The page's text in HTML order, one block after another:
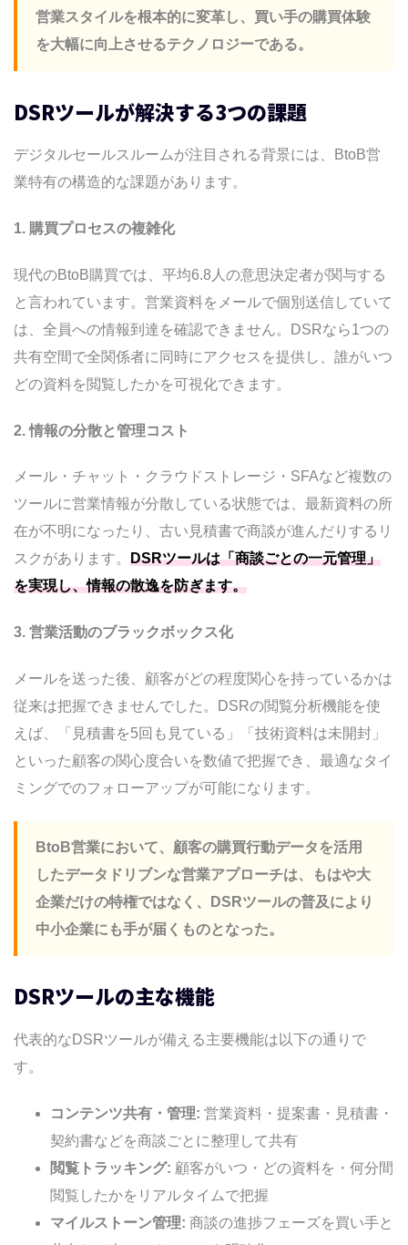
ネーブルメント
リードダイナミクス｜セールスルーム機能
セールスルーム機能搭載「リードダイナミ
目的別おすすめDSRツール選定ガイド
目的A: とにかくコストを抑えてDSRを始め
目的B: 既存のSFA/CRMとの連携を最優先
したい
目的C: 国産ツールで日本語サポートを重視
したい
目的D: 見積作成から契約締結まで一気通貫
で管理したい
を強化したい
成功パターン1: 商談サイクルの短縮（IT・
SaaS企業）
成功パターン2: 受注率の向上（製造業・メ
ーカー）
成功パターン3: 営業の属人化解消（コンサ
デジタルセールスルーム（DSR）ツールと
は何ですか？
DSRツールの料金相場はいくらですか？
DSRツールとSFA/CRMの違いは何です
か？
しますか？
中小企業でもDSRツールは導入できます
か？
DSRツール導入にITスキルは必要ですか？
まとめ：DSRツール比較と最適な選び方
セールスルーム機能搭載「リードダイナミ
Terms
information
営業スタイルを根本的に変革し、買い手の購買体験
を大幅に向上させるテクノロジーである。
DSRツールが解決する3つの課題
デジタルセールスルームが注目される背景には、BtoB営
業特有の構造的な課題があります。
1. 購買プロセスの複雑化
現代のBtoB購買では、平均6.8人の意思決定者が関与する
と言われています。営業資料をメールで個別送信していて
は、全員への情報到達を確認できません。DSRなら1つの
共有空間で全関係者に同時にアクセスを提供し、誰がいつ
どの資料を閲覧したかを可視化できます。
2. 情報の分散と管理コスト
メール・チャット・クラウドストレージ・SFAなど複数の
ツールに営業情報が分散している状態では、最新資料の所
在が不明になったり、古い見積書で商談が進んだりするリ
スクがあります。 DSRツールは「商談ごとの一元管理」
を実現し、情報の散逸を防ぎます。
3. 営業活動のブラックボックス化
メールを送った後、顧客がどの程度関心を持っているかは
従来は把握できませんでした。DSRの閲覧分析機能を使
えば、「見積書を5回も見ている」「技術資料は未開封」
といった顧客の関心度合いを数値で把握でき、最適なタイ
ミングでのフォローアップが可能になります。
BtoB営業において、顧客の購買行動データを活用
したデータドリブンな営業アプローチは、もはや大
企業だけの特権ではなく、DSRツールの普及により
中小企業にも手が届くものとなった。
DSRツールの主な機能
代表的なDSRツールが備える主要機能は以下の通りで
す。
コンテンツ共有・管理: 営業資料・提案書・見積書・
契約書などを商談ごとに整理して共有
閲覧トラッキング: 顧客がいつ・どの資料を・何分間
閲覧したかをリアルタイムで把握
マイルストーン管理: 商談の進捗フェーズを買い手と